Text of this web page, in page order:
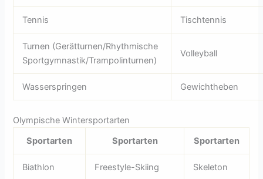
Tennis Tischtennis
Turnen (Gerätturnen/Rhythmische
Sportgymnastik/Trampolinturnen)
Volleyball
Wasserspringen Gewichtheben
Olympische Wintersportarten
Sportarten
Sportarten Sportarten
Biathlon Freestyle-Skiing Skeleton